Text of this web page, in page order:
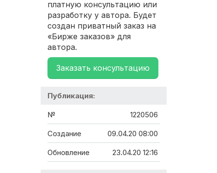
платную консультацию или
разработку у автора. Будет
создан приватный заказ на
«Бирже заказов» для
автора.
Заказать консультацию
Публикация:
№ 1220506
Создание 09.04.20 08:00
Обновление 23.04.20 12:16